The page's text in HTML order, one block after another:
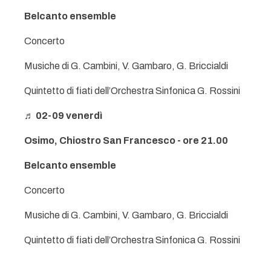
Belcanto ensemble
Concerto
Musiche di G. Cambini, V. Gambaro, G. Briccialdi
Quintetto di fiati dell’Orchestra Sinfonica G. Rossini
♬ 02-09 venerdì
Osimo, Chiostro San Francesco - ore 21.00
Belcanto ensemble
Concerto
Musiche di G. Cambini, V. Gambaro, G. Briccialdi
Quintetto di fiati dell’Orchestra Sinfonica G. Rossini